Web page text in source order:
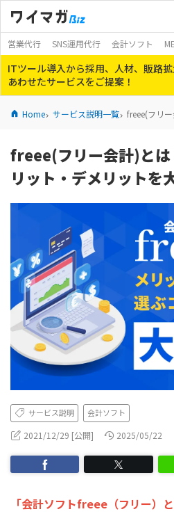
営業代行 SNS運用代行 会計ソフト
ITツール導入から採用、人材、販路
あわせたサービスをご提案！
Home サービス説明一覧 freee(フリ
freee(フリー会計)とは
リット・デメリットを
サービス説明 会計ソフト
2021/12/29 [公開] 2025/05/22
「会計ソフトfreee（フリー）と